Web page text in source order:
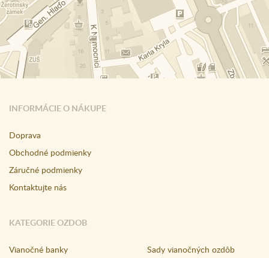
INFORMÁCIE O NÁKUPE
Doprava
Obchodné podmienky
Záručné podmienky
Kontaktujte nás
KATEGORIE OZDOB
Vianočné banky Sady vianočných ozdôb